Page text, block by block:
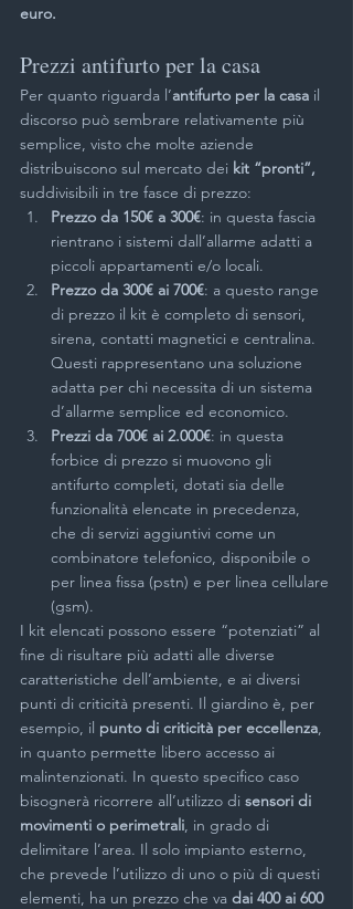
euro.
Prezzi antifurto per la casa
Per quanto riguarda l’antifurto per la casa il
discorso può sembrare relativamente più
semplice, visto che molte aziende
distribuiscono sul mercato dei kit “pronti”,
suddivisibili in tre fasce di prezzo:
Prezzo da 150€ a 300€: in questa fascia
rientrano i sistemi dall’allarme adatti a
piccoli appartamenti e/o locali.
Prezzo da 300€ ai 700€: a questo range
di prezzo il kit è completo di sensori,
sirena, contatti magnetici e centralina.
Questi rappresentano una soluzione
adatta per chi necessita di un sistema
d’allarme semplice ed economico.
Prezzi da 700€ ai 2.000€: in questa
forbice di prezzo si muovono gli
antifurto completi, dotati sia delle
funzionalità elencate in precedenza,
che di servizi aggiuntivi come un
combinatore telefonico, disponibile o
per linea fissa (pstn) e per linea cellulare
(gsm).
I kit elencati possono essere “potenziati” al
fine di risultare più adatti alle diverse
caratteristiche dell’ambiente, e ai diversi
punti di criticità presenti. Il giardino è, per
esempio, il punto di criticità per eccellenza,
in quanto permette libero accesso ai
malintenzionati. In questo specifico caso
bisognerà ricorrere all’utilizzo di sensori di
movimenti o perimetrali, in grado di
delimitare l’area. Il solo impianto esterno,
che prevede l’utilizzo di uno o più di questi
elementi, ha un prezzo che va dai 400 ai 600